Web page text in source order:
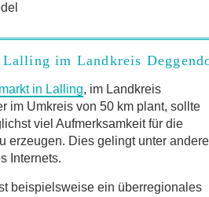
im Landkreis
in Lalling, im Landkreis
im Umkreis von 50 km plant, sollte
viel Aufmerksamkeit für die
erzeugen. Dies gelingt unter
Internets.
beispielsweise ein überregionales